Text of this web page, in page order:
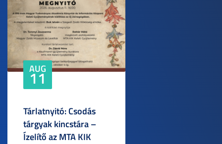
AUG
11
Tárlatnyitó: Csodás
tárgyak kincstára –
Ízelítő az MTA KIK